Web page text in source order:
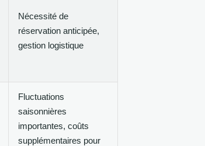
Nécessité de
réservation anticipée,
gestion logistique
Fluctuations
saisonnières
importantes, coûts
supplémentaires pour